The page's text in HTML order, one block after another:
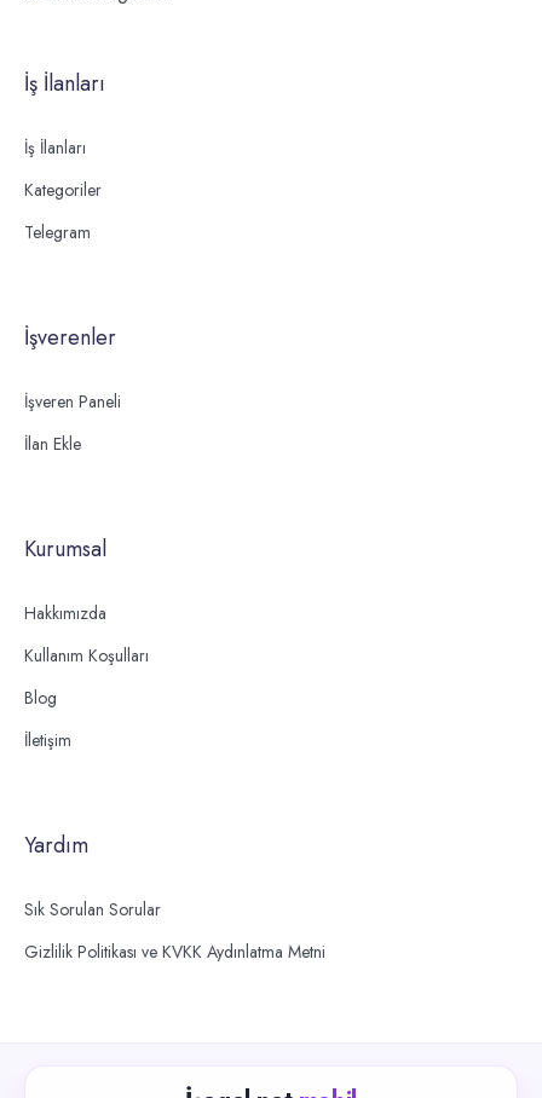
İş İlanları
İş İlanları
Kategoriler
Telegram
İşverenler
İşveren Paneli
İlan Ekle
Kurumsal
Hakkımızda
Kullanım Koşulları
Blog
İletişim
Yardım
Sık Sorulan Sorular
Gizlilik Politikası ve KVKK Aydınlatma Metni